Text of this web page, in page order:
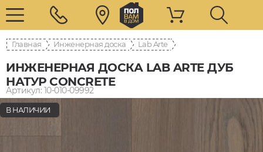
Главная Инженерная доска Lab Arte
ИНЖЕНЕРНАЯ ДОСКА LAB ARTE ДУБ
НАТУР CONCRETE
Артикул: 10-010-09992
В НАЛИЧИИ